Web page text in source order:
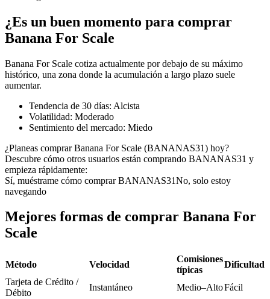
Futuros del USDC
Futuros que utilizan USDC como garantía
¿Es un buen momento para comprar
Banana For Scale
Banana For Scale cotiza actualmente por debajo de su máximo
histórico, una zona donde la acumulación a largo plazo suele
aumentar.
Tendencia de 30 días: Alcista
Volatilidad: Moderado
Sentimiento del mercado: Miedo
¿Planeas comprar Banana For Scale (BANANAS31) hoy?
Descubre cómo otros usuarios están comprando BANANAS31 y
empieza rápidamente:
Sí, muéstrame cómo comprar BANANAS31No, solo estoy
navegando
Mejores formas de comprar Banana For
Scale
Método Velocidad
Comisiones
típicas
Dificultad
Tarjeta de Crédito /
Débito
Instantáneo Medio–AltoFácil